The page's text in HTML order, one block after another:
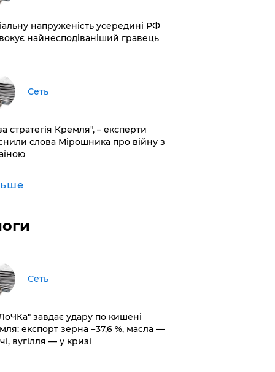
напруженість усередині РФ
найнесподіваніший гравець
Сеть
стратегія Кремля", – експерти
слова Мірошника про війну з
Сеть
завдає удару по кишені
експорт зерна −37,6 %, масла —
вугілля — у кризі